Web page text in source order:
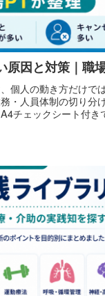
原因と対策｜職
個人の動き方だけで
・人員体制の切り分
チェックシート付き